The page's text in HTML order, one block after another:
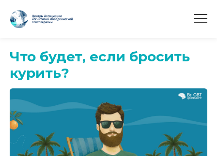
Что будет, если бросить
курить?